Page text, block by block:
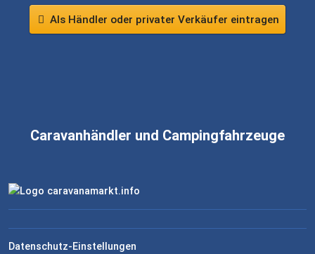
Als Händler oder privater Verkäufer eintragen
Caravanhändler und Campingfahrzeuge
Datenschutz-Einstellungen